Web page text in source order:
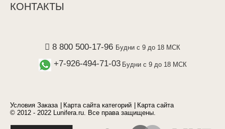
КОНТАКТЫ
8 800 500-17-96 Будни с 9 до 18 МСК
+7-926-494-71-03 Будни с 9 до 18 МСК
Условия Заказа Карта сайта категорий
Карта сайта
© 2012 - 2022 Lunifera.ru. Все права защищены.